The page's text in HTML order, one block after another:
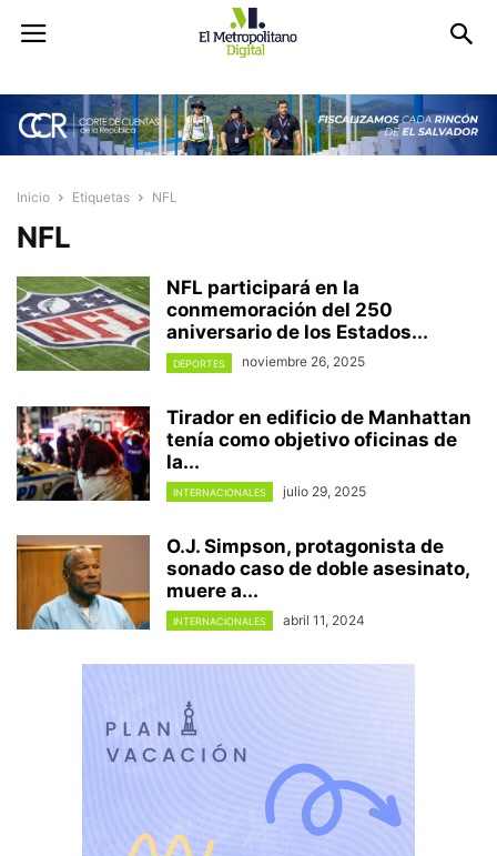
Inicio Etiquetas NFL
NFL
NFL participará en la
conmemoración del 250
aniversario de los Estados...
DEPORTES noviembre 26, 2025
Tirador en edificio de Manhattan
tenía como objetivo oficinas de
la...
INTERNACIONALES julio 29, 2025
O.J. Simpson, protagonista de
sonado caso de doble asesinato,
muere a...
INTERNACIONALES abril 11, 2024